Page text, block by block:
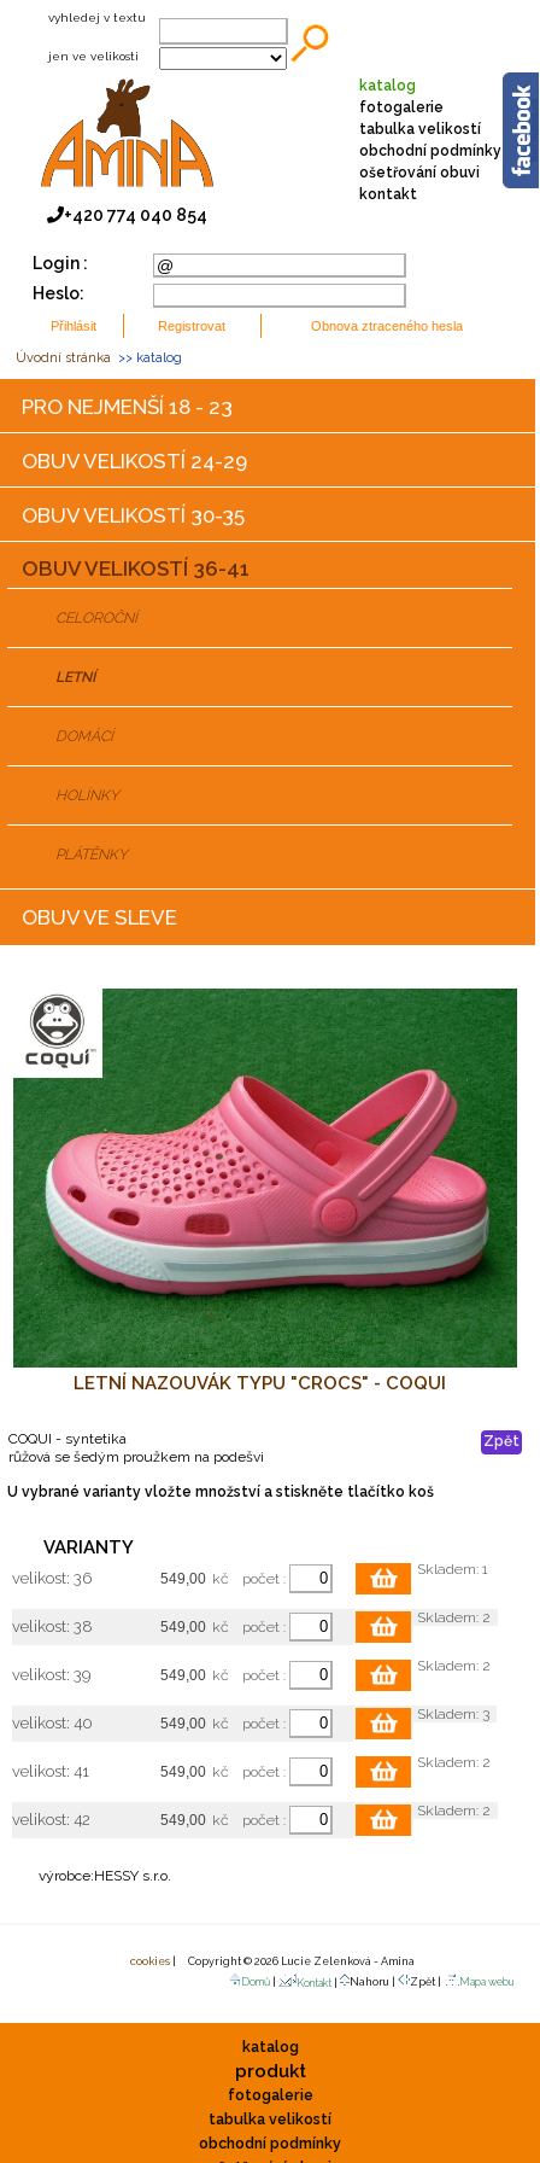
+420 774 040 854
vyhledej v textu
jen ve velikosti
Login :
Heslo:
Úvodní stránka >> katalog
katalog
fotogalerie
tabulka velikostí
obchodní podmínky
ošetřování obuvi
kontakt
PRO NEJMENŠÍ 18 - 23
OBUV VELIKOSTÍ 24-29
OBUV VELIKOSTÍ 30-35
OBUV VELIKOSTÍ 36-41
CELOROČNÍ
LETNÍ
DOMÁCÍ
HOLÍNKY
PLÁTĚNKY
OBUV VE SLEVE
LETNÍ NAZOUVÁK TYPU "CROCS" - COQUI
Zpět
COQUI - syntetika
růžová se šedým proužkem na podešvi
U vybrané varianty vložte množství a stiskněte tlačítko koš
VARIANTY
velikost: 36 kč počet :
Skladem: 1
velikost: 38 kč počet :
Skladem: 2
velikost: 39 kč počet :
Skladem: 2
velikost: 40 kč počet :
Skladem: 3
velikost: 41 kč počet :
Skladem: 2
velikost: 42 kč počet :
Skladem: 2
výrobce:HESSY s.r.o.
cookies | Copyright © 2026 Lucie Zelenková - Amina
Mapa webu
Zpět |
Nahoru |
Kontakt |
Domů
katalog
produkt
fotogalerie
tabulka velikostí
obchodní podmínky